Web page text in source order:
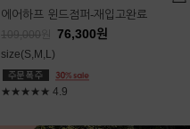
에어하프 윈드점퍼-재입고완료
109,000 76,300원
size(S,M,L)
★★★★★ 4.9